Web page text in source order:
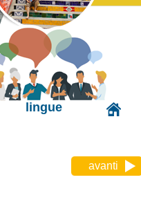
lingue
avanti